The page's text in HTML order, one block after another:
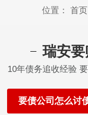
位置： 首页
瑞安
10年债务追收经验
要债公司怎么讨